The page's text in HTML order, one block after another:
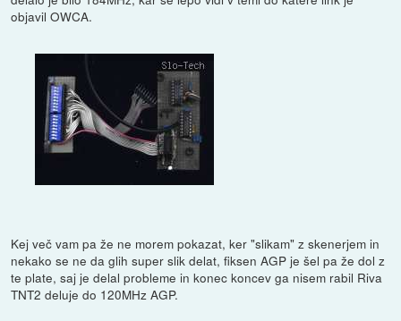
objavil OWCA.
Kej več vam pa že ne morem pokazat, ker "slikam" z skenerjem in
nekako se ne da glih super slik delat, fiksen AGP je šel pa že dol z
te plate, saj je delal probleme in konec koncev ga nisem rabil Riva
TNT2 deluje do 120MHz AGP.